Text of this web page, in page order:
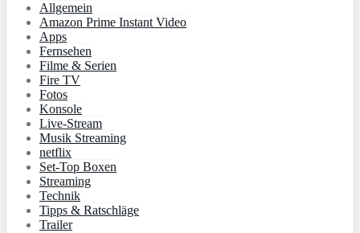
Allgemein
Amazon Prime Instant Video
Apps
Fernsehen
Filme & Serien
Fire TV
Fotos
Konsole
Live-Stream
Musik Streaming
netflix
Set-Top Boxen
Streaming
Technik
Tipps & Ratschläge
Trailer